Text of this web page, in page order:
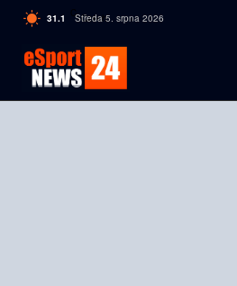
31.1 C Czech
Středa 5. srpna 2026